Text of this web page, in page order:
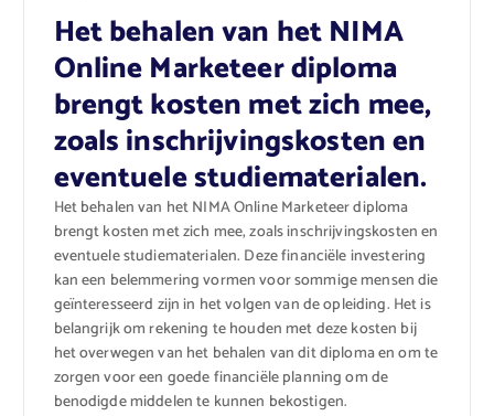
Het behalen van het NIMA
Online Marketeer diploma
brengt kosten met zich mee,
zoals inschrijvingskosten en
eventuele studiematerialen.
Het behalen van het NIMA Online Marketeer diploma
brengt kosten met zich mee, zoals inschrijvingskosten en
eventuele studiematerialen. Deze financiële investering
kan een belemmering vormen voor sommige mensen die
geïnteresseerd zijn in het volgen van de opleiding. Het is
belangrijk om rekening te houden met deze kosten bij
het overwegen van het behalen van dit diploma en om te
zorgen voor een goede financiële planning om de
benodigde middelen te kunnen bekostigen.